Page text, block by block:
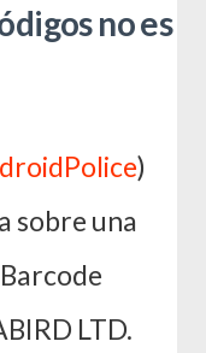
no es
)
sobre una
LTD.